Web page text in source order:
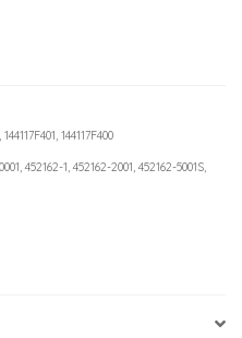
144117F401, 144117F400
452162-1, 452162-2001, 452162-5001S,